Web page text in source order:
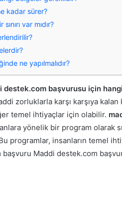
kadar sürer?
var mıdır?
ne yapılmalıdır?
başvurusu için
zorluklarla karşı karşıya
temel ihtiyaçlar için olabilir.
yönelik bir program olarak
programlar, insanların temel
Maddi destek.com